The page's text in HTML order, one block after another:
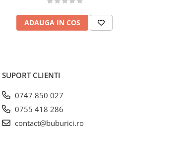
ADAUGA IN COS
SUPORT CLIENTI
0747 850 027
0755 418 286
contact@buburici.ro